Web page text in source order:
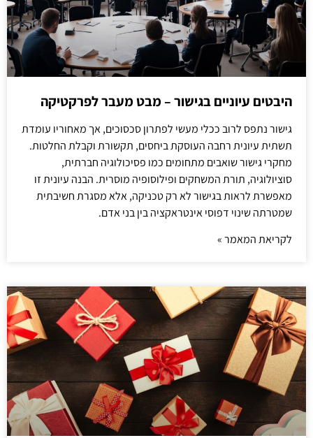
היבטים עיוניים בגישור – מבט מעבר לפרקטיקה
גישור נתפס לרוב ככלי מעשי לפתרון סכסוכים, אך מאחוריו עומדת
תשתית עיונית רחבה העוסקת ביחסים, תקשורת וקבלת החלטות.
מחקרי גישור שואבים מתחומים כמו פסיכולוגיה חברתית,
סוציולוגיה, תורת המשחקים ופילוסופיה מוסרית. הבנה עיונית זו
מאפשרת לראות בגישור לא רק טכניקה, אלא מסגרת חשיבתית
שמטרתה שינוי דפוסי אינטראקציה בין בני אדם.
לקריאת המאמר »